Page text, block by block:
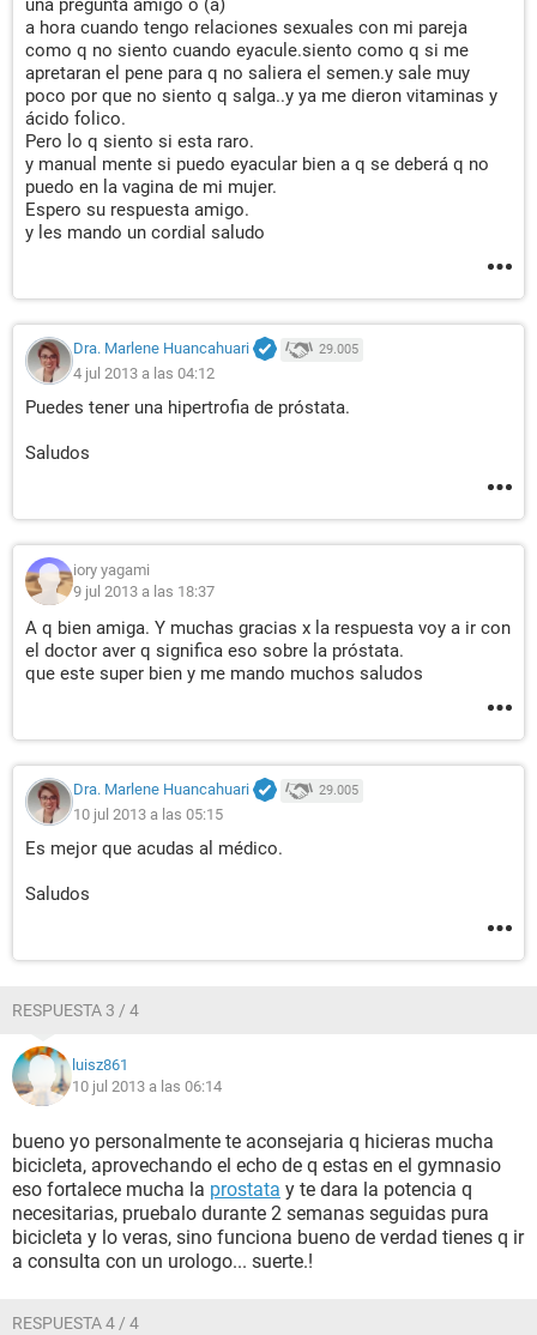
una pregunta amigo o (a)
a hora cuando tengo relaciones sexuales con mi pareja
como q no siento cuando eyacule.siento como q si me
apretaran el pene para q no saliera el semen.y sale muy
poco por que no siento q salga..y ya me dieron vitaminas y
ácido folico.
Pero lo q siento si esta raro.
y manual mente si puedo eyacular bien a q se deberá q no
puedo en la vagina de mi mujer.
Espero su respuesta amigo.
y les mando un cordial saludo
Dra. Marlene Huancahuari 29.005
4 jul 2013 a las 04:12
Puedes tener una hipertrofia de próstata.
Saludos
iory yagami
9 jul 2013 a las 18:37
A q bien amiga. Y muchas gracias x la respuesta voy a ir con
el doctor aver q significa eso sobre la próstata.
que este super bien y me mando muchos saludos
Dra. Marlene Huancahuari 29.005
10 jul 2013 a las 05:15
Es mejor que acudas al médico.
Saludos
RESPUESTA 3 / 4
luisz861
10 jul 2013 a las 06:14
bueno yo personalmente te aconsejaria q hicieras mucha
bicicleta, aprovechando el echo de q estas en el gymnasio
eso fortalece mucha la prostata y te dara la potencia q
necesitarias, pruebalo durante 2 semanas seguidas pura
bicicleta y lo veras, sino funciona bueno de verdad tienes q ir
a consulta con un urologo... suerte.!
RESPUESTA 4 / 4